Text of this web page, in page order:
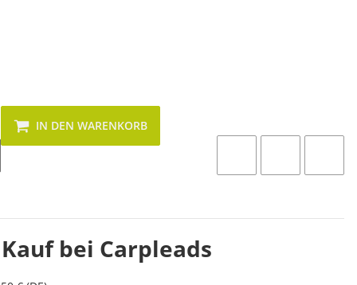
IN DEN WARENKORB
bei Carpleads